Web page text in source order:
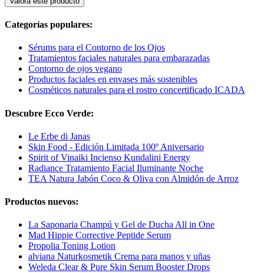
Categorías populares:
Sérums para el Contorno de los Ojos
Tratamientos faciales naturales para embarazadas
Contorno de ojos vegano
Productos faciales en envases más sostenibles
Cosméticos naturales para el rostro concertificado ICADA
Descubre Ecco Verde:
Le Erbe di Janas
Skin Food - Edición Limitada 100º Aniversario
Spirit of Vinaiki Incienso Kundalini Energy
Radiance Tratamiento Facial Iluminante Noche
TEA Natura Jabón Coco & Oliva con Almidón de Arroz
Productos nuevos:
La Saponaria Champú y Gel de Ducha All in One
Mad Hippie Corrective Peptide Serum
Propolia Toning Lotion
alviana Naturkosmetik Crema para manos y uñas
Weleda Clear & Pure Skin Serum Booster Drops